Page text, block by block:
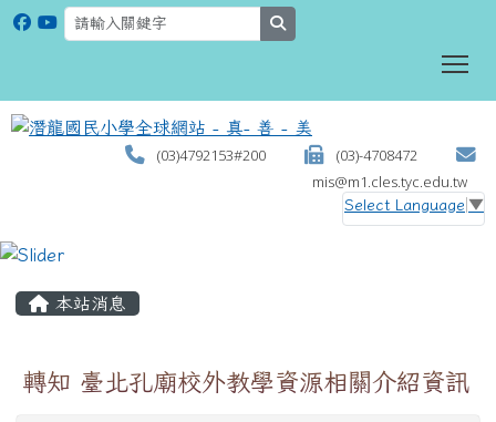
(03)4792153#200
(03)-4708472
mis@m1.cles.tyc.edu.tw
Select Language ▼
本站消息
轉知 臺北孔廟校外教學資源相關介紹資訊